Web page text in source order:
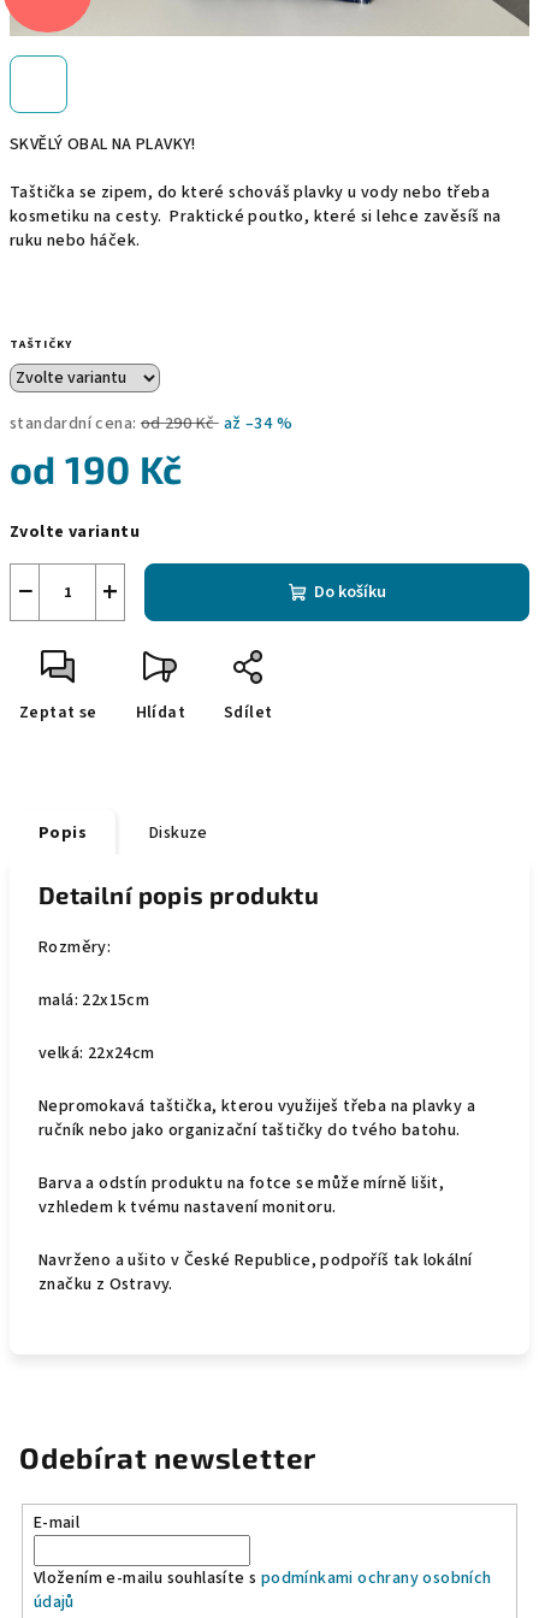
SKVĚLÝ OBAL NA PLAVKY!
Taštička se zipem, do které schováš plavky u vody nebo třeba
kosmetiku na cesty. Praktické poutko, které si lehce zavěsíš na
ruku nebo háček.
TAŠTIČKY
standardní cena: od 290 Kč až –34 %
od190 Kč
cena:
Zvolte variantu
+
− Do košíku
Zeptat se Hlídat Sdílet
Popis Diskuze
Detailní popis produktu
Rozměry:
malá: 22x15cm
velká: 22x24cm
Nepromokavá taštička, kterou využiješ třeba na plavky a
ručník nebo jako organizační taštičky do tvého batohu.
Barva a odstín produktu na fotce se může mírně lišit,
vzhledem k tvému nastavení monitoru.
Navrženo a ušito v České Republice, podpoříš tak lokální
značku z Ostravy.
Odebírat newsletter
E-mail
Vložením e-mailu souhlasíte s podmínkami ochrany osobních
údajů